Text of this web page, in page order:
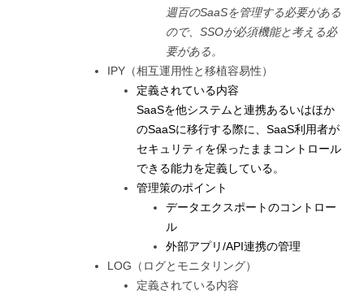
週百のSaaSを管理する必要がある
ので、SSOが必須機能と考える必
要がある。
IPY（相互運用性と移植容易性）
定義されている内容
SaaSを他システムと連携あるいはほか
のSaaSに移行する際に、SaaS利用者が
セキュリティを保ったままコントロール
できる能力を定義している。
管理策のポイント
データエクスポートのコントロー
ル
外部アプリ/API連携の管理
LOG（ログとモニタリング）
定義されている内容